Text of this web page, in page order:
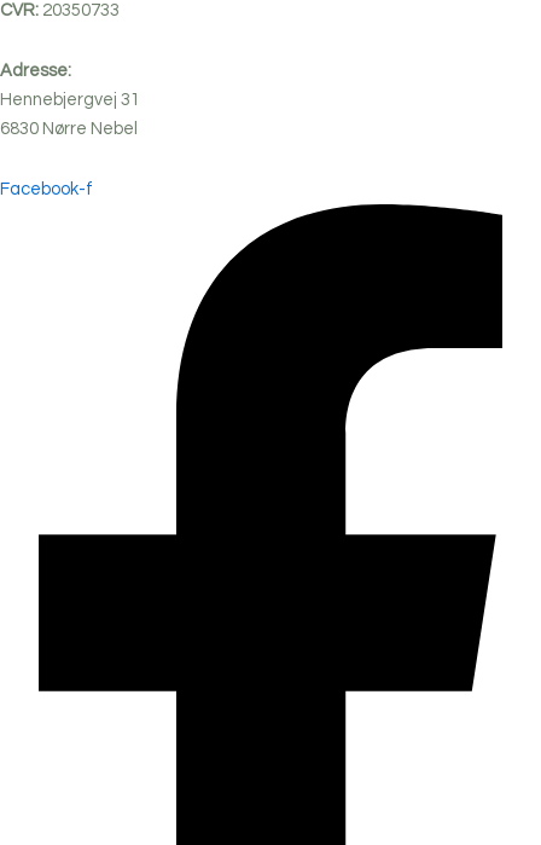
CVR: 20350733
Adresse:
Hennebjergvej 31
6830 Nørre Nebel
Facebook-f